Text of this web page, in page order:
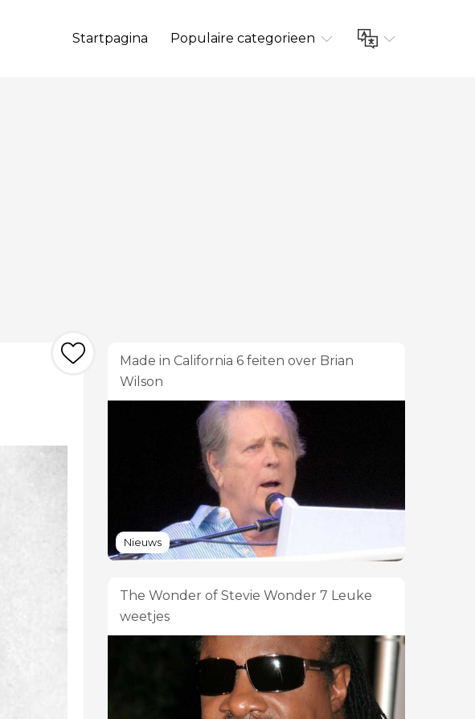
Startpagina Populaire categorieen
Made in California 6 feiten over Brian
Wilson
Nieuws
The Wonder of Stevie Wonder 7 Leuke
weetjes